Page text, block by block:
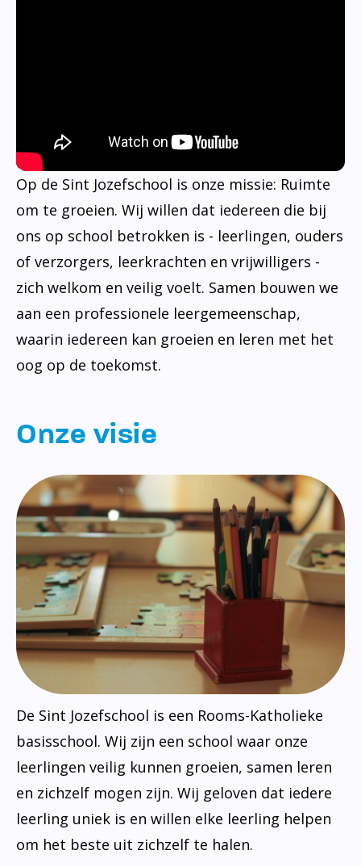
Op de Sint Jozefschool is onze missie: Ruimte
om te groeien. Wij willen dat iedereen die bij
ons op school betrokken is - leerlingen, ouders
of verzorgers, leerkrachten en vrijwilligers -
zich welkom en veilig voelt. Samen bouwen we
aan een professionele leergemeenschap,
waarin iedereen kan groeien en leren met het
oog op de toekomst.
Onze visie
De Sint Jozefschool is een Rooms-Katholieke
basisschool. Wij zijn een school waar onze
leerlingen veilig kunnen groeien, samen leren
en zichzelf mogen zijn. Wij geloven dat iedere
leerling uniek is en willen elke leerling helpen
om het beste uit zichzelf te halen.